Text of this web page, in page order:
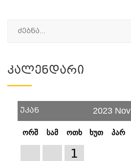
Კალენდარი
უკან 2023 Nov
ორშ სამ ოთხ ხუთ პარ
1